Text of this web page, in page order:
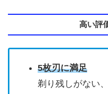
高い評
5枚刃に満足
剃り残しがない